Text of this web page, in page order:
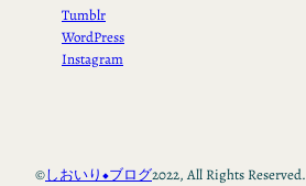
Tumblr
WordPress
Instagram
©しおいり◆ブログ2022, All Rights Reserved.